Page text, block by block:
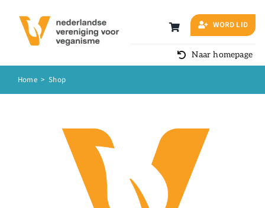
inhoud
WORD LID
Naar homepage
Home >Shop